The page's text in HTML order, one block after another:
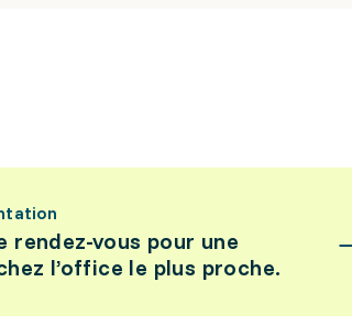
rendez-vous pour une
l’office le plus proche.